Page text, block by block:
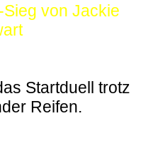
von Jackie
Startduell trotz
Reifen.